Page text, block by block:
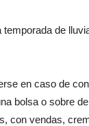
de
en caso de
bolsa o sobre
con vendas,